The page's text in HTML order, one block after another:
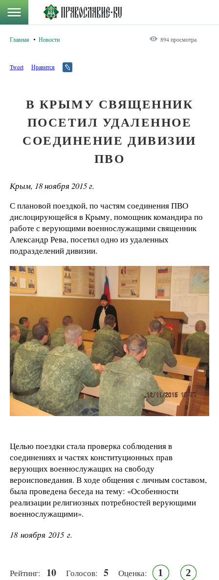
Главная Новости 894 просмотра
Tweet Нравится
В КРЫМУ СВЯЩЕННИК
ПОСЕТИЛ УДАЛЕННОЕ
СОЕДИНЕНИЕ ДИВИЗИИ
ПВО
Крым, 18 ноября 2015 г.
С плановой поездкой, по частям соединения ПВО
дислоцирующейся в Крыму, помощник командира по
работе с верующими военнослужащими священник
Александр Рева, посетил одно из удаленных
подразделений дивизии.
Целью поездки стала проверка соблюдения в
соединениях и частях конституционных прав
верующих военнослужащих на свободу
вероисповедания. В ходе общения с личным составом,
была проведена беседа на тему: «Особенности
реализации религиозных потребностей верующими
военнослужащими».
18 ноября 2015 г.
Рейтинг: 10 Голосов: 5 Оценка: 1 2